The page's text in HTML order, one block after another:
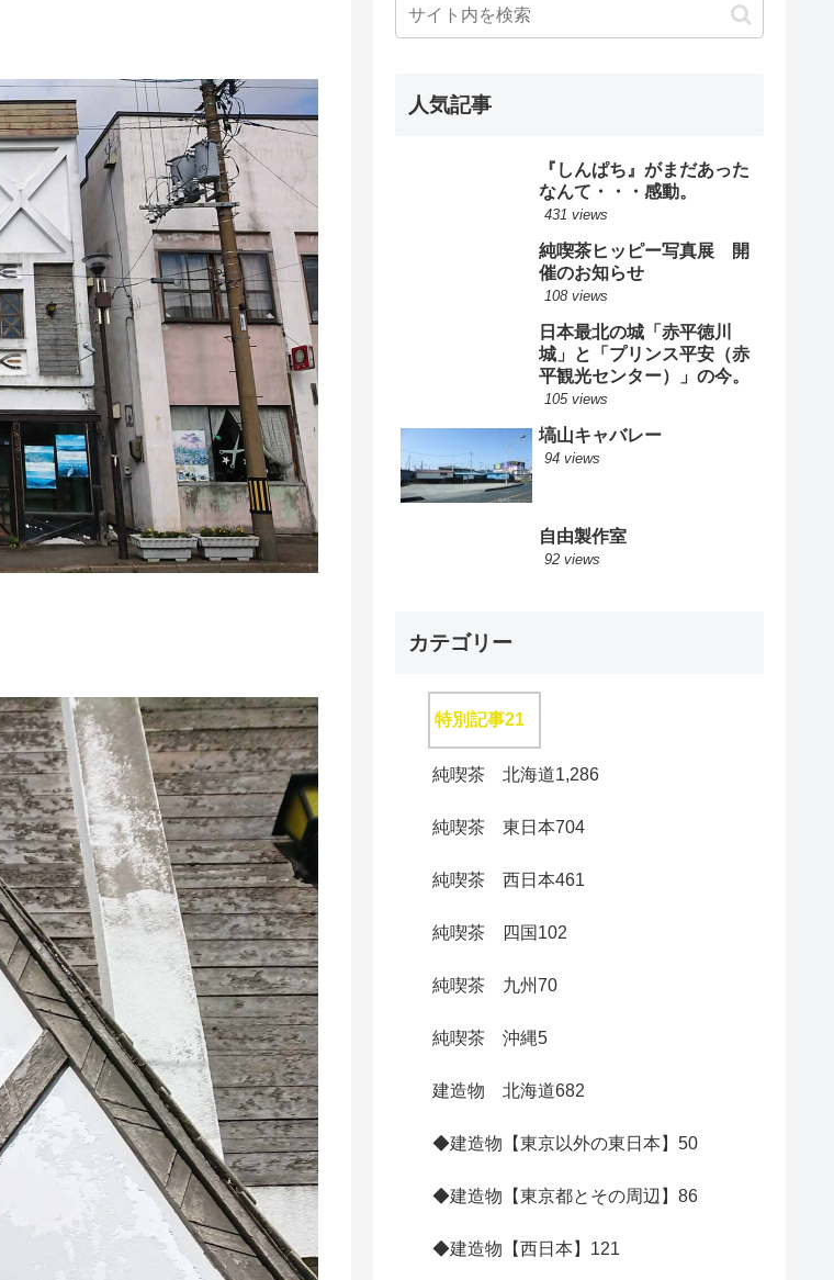
人気記事
『しんぱち』がまだあった
なんて・・・感動。
431 views
純喫茶ヒッピー写真展 開
催のお知らせ
108 views
日本最北の城「赤平徳川
城」と「プリンス平安（赤
平観光センター）」の今。
105 views
塙山キャバレー
94 views
自由製作室
92 views
カテゴリー
特別記事21
純喫茶 北海道1,286
純喫茶 東日本704
純喫茶 西日本461
純喫茶 四国 102
純喫茶 九州70
純喫茶 沖縄5
建造物 北海道682
◆建造物【東京以外の東日本】 50
◆建造物【東京都とその周辺】 86
◆建造物【西日本】 121